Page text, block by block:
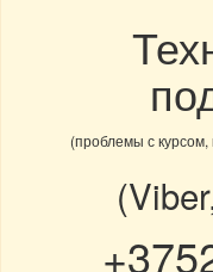
(проблемы с